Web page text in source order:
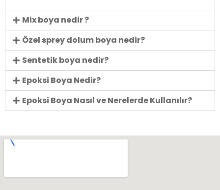
Mix boya nedir ?
Özel sprey dolum boya nedir?
Sentetik boya nedir?
Epoksi Boya Nedir?
Epoksi Boya Nasıl ve Nerelerde Kullanılır?